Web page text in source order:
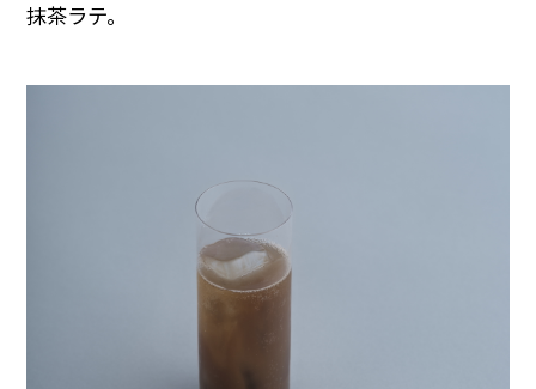
抹茶ラテ。